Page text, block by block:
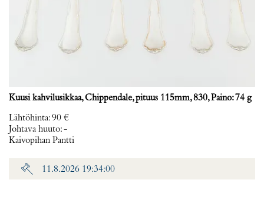
Kuusi kahvilusikkaa, Chippendale, pituus 115mm, 830, Paino: 74 g
Lähtöhinta:90 €
Johtava huuto:-
Kaivopihan Pantti
11.8.2026 19:34:00